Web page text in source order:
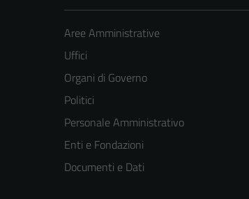
Aree Amministrative
Uffici
Organi di Governo
Politici
Personale Amministrativo
Enti e Fondazioni
Documenti e Dati